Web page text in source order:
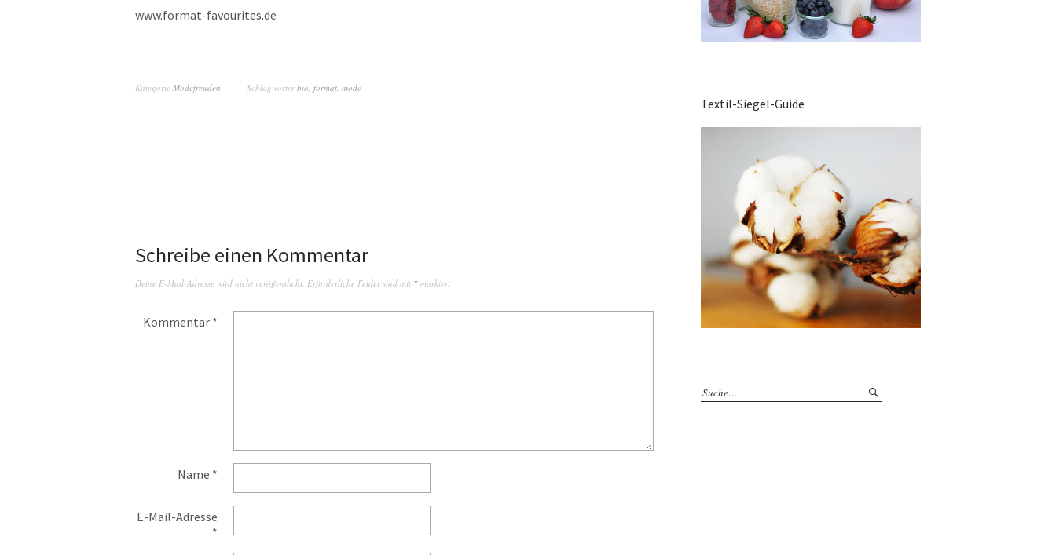
www.format-favourites.de
Kategorie Modefreuden Schlagwörterbio, format, mode
Schreibe einen Kommentar
Deine E-Mail-Adresse wird nicht veröffentlicht. Erforderliche Felder sind mit * markiert
Kommentar *
Name *
E-Mail-Adresse
*
Textil-Siegel-Guide